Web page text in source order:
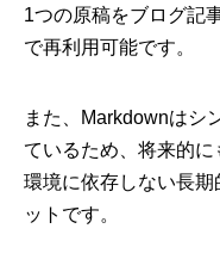
1つの原稿をブログ記
で再利用可能です。
また、Markdownはシ
ているため、将来的
環境に依存しない長期
ットです。